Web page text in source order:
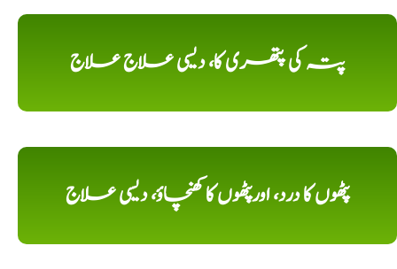
پتہ کی پتھری کا، دیسی علاج علاج
پٹھوں کا درد، اورپٹھوں کا کھنچاؤ، دیسی علاج